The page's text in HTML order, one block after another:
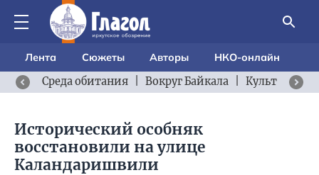
Лента Сюжеты Авторы
НКО-онлайн
Среда обитания
Вокруг Байкала Культурный
Исторический особняк
восстановили на улице
Каландаришвили